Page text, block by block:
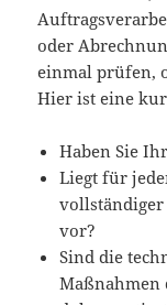
oder
einmal prüfen,
Hier ist eine
Haben Sie
Liegt für
vor?
Sind die
Maßnahmen